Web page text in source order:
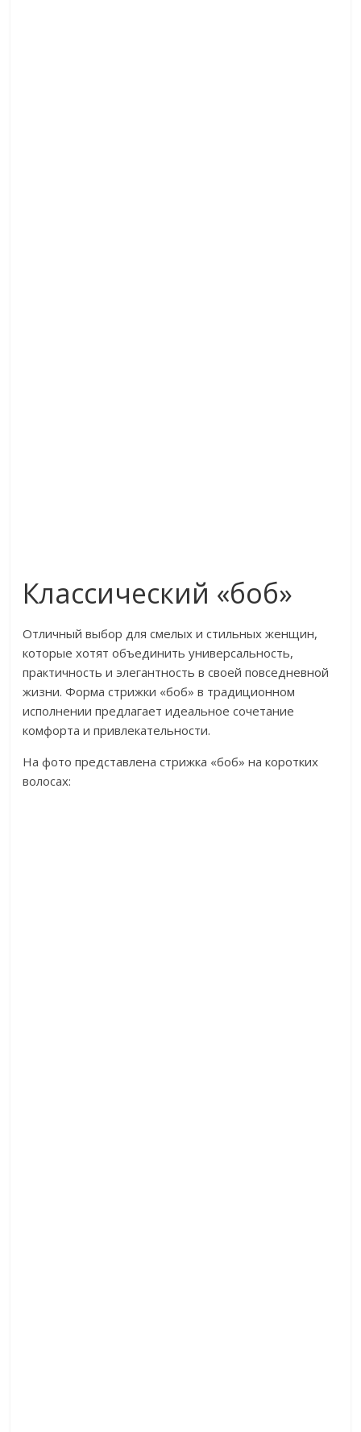
Классический «боб»
Отличный выбор для смелых и стильных женщин,
которые хотят объединить универсальность,
практичность и элегантность в своей повседневной
жизни. Форма стрижки «боб» в традиционном
исполнении предлагает идеальное сочетание
комфорта и привлекательности.
На фото представлена стрижка «боб» на коротких
волосах: